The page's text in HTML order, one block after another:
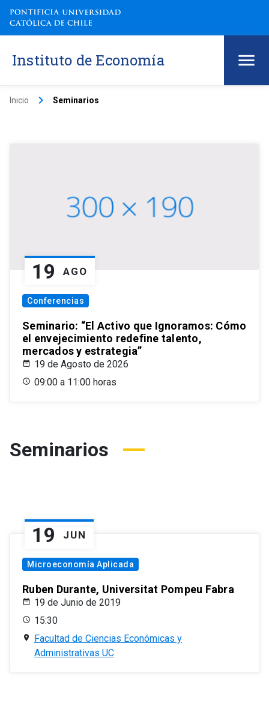
Instituto de Economía
Inicio keyboard_arrow_right Seminarios
19 AGO
Conferencias
Seminario: “El Activo que Ignoramos: Cómo
el envejecimiento redefine talento,
mercados y estrategia”
19 de Agosto de 2026
09:00 a 11:00 horas
Seminarios
19 JUN
Microeconomía Aplicada
Ruben Durante, Universitat Pompeu Fabra
19 de Junio de 2019
15:30
Facultad de Ciencias Económicas y
Administrativas UC